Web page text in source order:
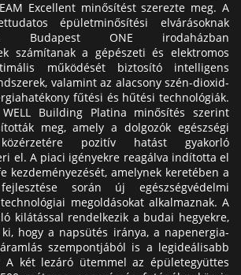
Excellent minősítést szerezte meg. A
épületminősítési elvárásoknak
Budapest ONE irodaházban
számítanak a gépészeti és elektromos
működését biztosító intelligens
valamint az alacsony szén-dioxid-
fűtési és hűtési technológiák.
Building Platina minősítés szerint
meg, amely a dolgozók egészségi
pozitív hatást gyakorló
el. A piaci igényekre reagálva indította el
kezdeményezését, amelynek keretében a
során új egészségvédelmi
megoldásokat alkalmaznak. A
kilátással rendelkezik a budai hegyekre,
hogy a napsütés iránya, a napenergia-
szempontjából is a legideálisabb
két lezáró ütemmel az épületegyüttes